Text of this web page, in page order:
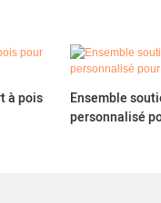
à pois
Ensemble
personnalisé